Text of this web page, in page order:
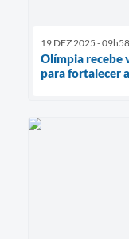
19 DEZ 2025 - 09h58
Olímpia recebe
para fortalecer